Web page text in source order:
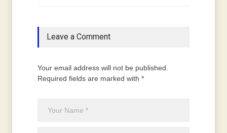
Leave a Comment
Your email address will not be published.
Required fields are marked with *